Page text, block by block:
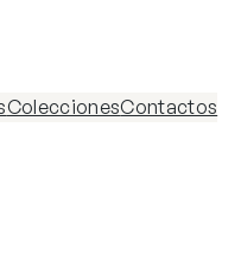
ColeccionesContactos